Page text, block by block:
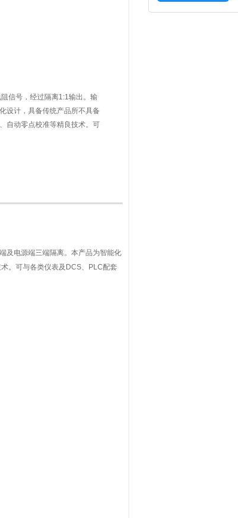
信号，经过隔离1:1输出。输
设计，具备传统产品所不具备
自动零点校准等精良技术。可
及电源端三端隔离。本产品为智能化
。可与各类仪表及DCS、PLC配套